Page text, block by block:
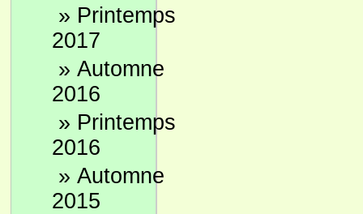
» Printemps
2017
» Automne
2016
» Printemps
2016
» Automne
2015